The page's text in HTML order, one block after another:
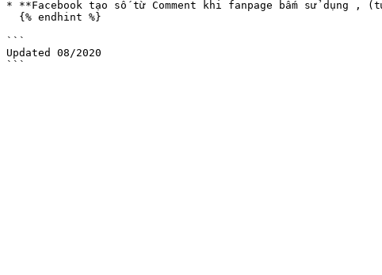
* **Facebook tạo số từ Comment khi fanpage bấm sử dụng ,
```
Updated 08/2020